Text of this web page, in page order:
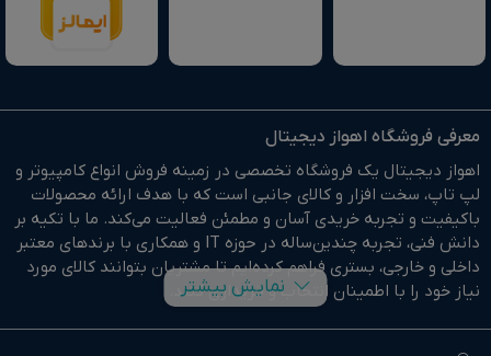
معرفی فروشگاه اهواز دیجیتال
اهواز دیجیتال یک فروشگاه تخصصی در زمینه فروش انواع کامپیوتر و
لپ تاپ، سخت افزار و کالای جانبی است که با هدف ارائه محصولات
باکیفیت و تجربه خریدی آسان و مطمئن فعالیت می‌کند. ما با تکیه بر
دانش فنی، تجربه چندین‌ساله در حوزه IT و همکاری با برندهای معتبر
داخلی و خارجی، بستری فراهم کرده‌ایم تا مشتریان بتوانند کالای مورد
نیاز خود را با اطمینان انتخاب و خریداری کنند.
در وبسایت اهواز دیجیتال براحتی خرید آنلاین انجام دهید و در
نمایش بیشتر